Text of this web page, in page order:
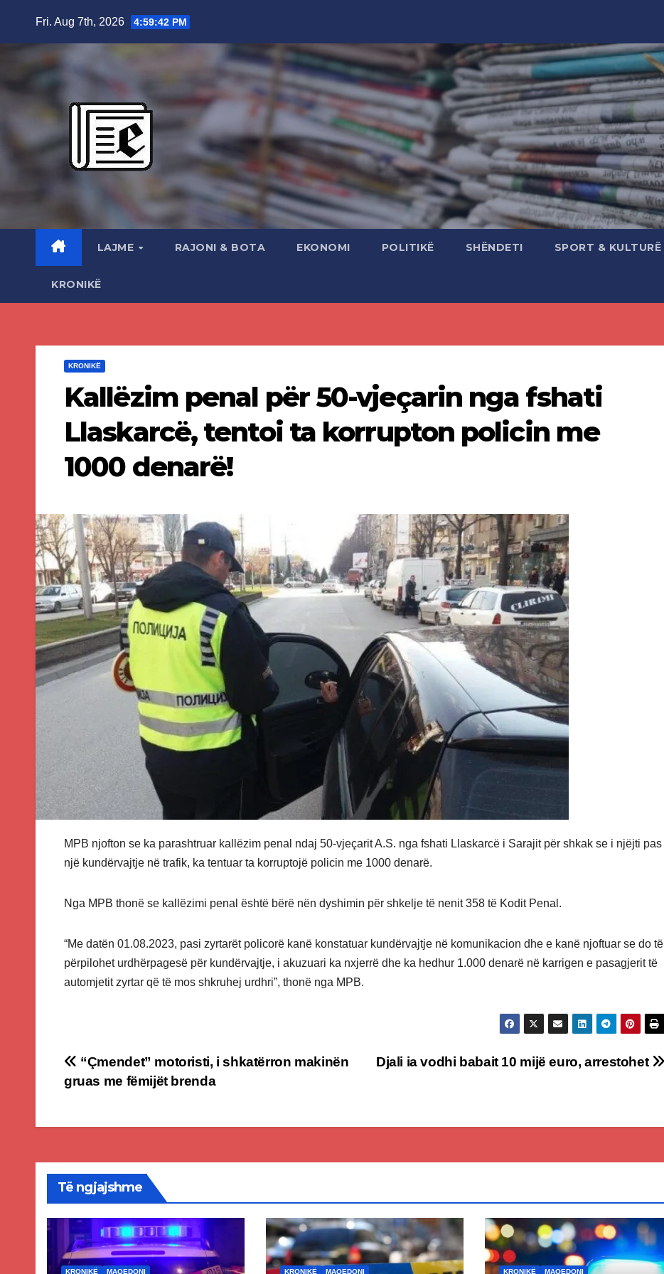
Fri. Aug 7th, 2026 4:59:43 PM
LAJME RAJONI & BOTA EKONOMI POLITIKË SHËNDETI SPORT & KULTURË
KRONIKË
KRONIKË
Kallëzim penal për 50-vjeçarin nga fshati
Llaskarcë, tentoi ta korrupton policin me
1000 denarë!
MPB njofton se ka parashtruar kallëzim penal ndaj 50-vjeçarit A.S. nga fshati Llaskarcë i Sarajit për shkak se i njëjti pas
një kundërvajtje në trafik, ka tentuar ta korruptojë policin me 1000 denarë.
Nga MPB thonë se kallëzimi penal është bërë nën dyshimin për shkelje të nenit 358 të Kodit Penal.
“Me datën 01.08.2023, pasi zyrtarët policorë kanë konstatuar kundërvajtje në komunikacion dhe e kanë njoftuar se do të
përpilohet urdhërpagesë për kundërvajtje, i akuzuari ka nxjerrë dhe ka hedhur 1.000 denarë në karrigen e pasagjerit të
automjetit zyrtar që të mos shkruhej urdhri”, thonë nga MPB.
Post
navigation
Djali ia vodhi babait 10 mijë euro, arrestohet
“Çmendet” motoristi, i shkatërron makinën
gruas me fëmijët brenda
Të ngjajshme
KRONIKË MAQEDONI KRONIKË MAQEDONI KRONIKË MAQEDONI